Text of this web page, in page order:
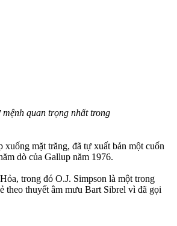
quan trọng nhất trong
mặt trăng, đã tự xuất bản một cuốn
dò của Gallup năm 1976.
trong đó O.J. Simpson là một trong
theo thuyết âm mưu Bart Sibrel vì đã gọi